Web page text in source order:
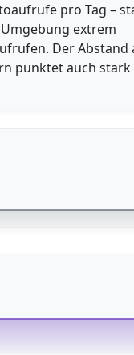
pro Tag –
extrem
Der Abstand
punktet auch stark